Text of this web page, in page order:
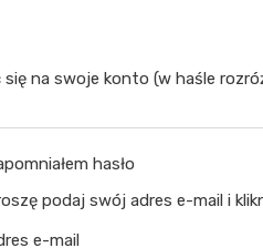
na swoje konto (w haśle
hasło
podaj swój adres e-mail i
e-mail